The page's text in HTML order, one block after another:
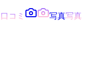
口コミ 写真写真